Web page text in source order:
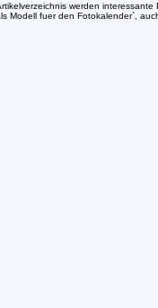
werden
Modell fuer den Fotokalender`,